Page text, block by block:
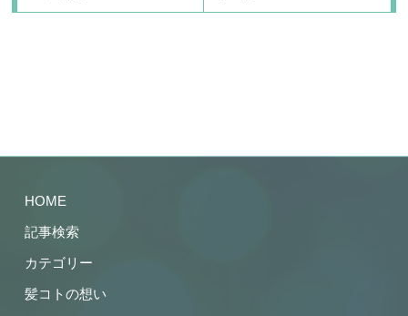
HOME
記事検索
カテゴリー
髪コトの想い